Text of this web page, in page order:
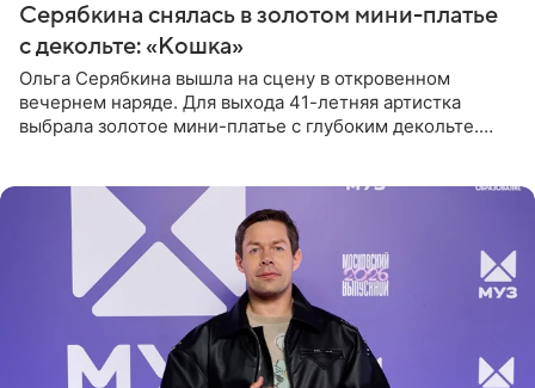
Серябкина снялась в золотом мини-платье
с декольте: «Кошка»
Ольга Серябкина вышла на сцену в откровенном
вечернем наряде. Для выхода 41-летняя артистка
выбрала золотое мини-платье с глубоким декольте.